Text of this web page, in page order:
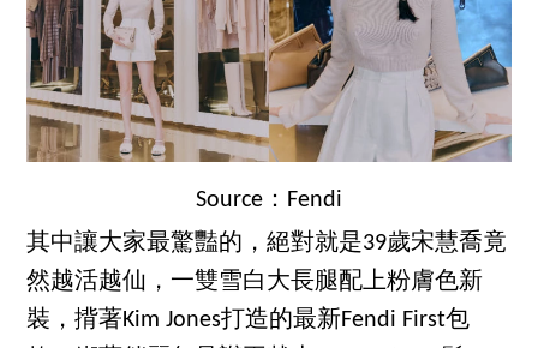
Source：Fendi
其中讓大家最驚豔的，絕對就是39歲宋慧喬竟
然越活越仙，一雙雪白大長腿配上粉膚色新
裝，揹著Kim Jones打造的最新Fendi First包